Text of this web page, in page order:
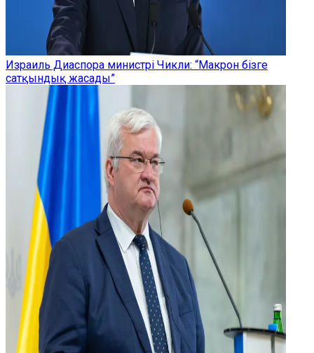
Израиль Диаспора министрі Чикли: “Макрон бізге
сатқындық жасады”